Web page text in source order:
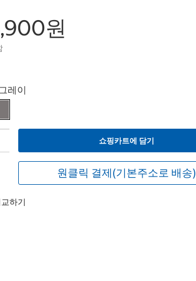
원
레이
쇼핑카트에 담기
원클릭 결제(기본주소로 배송)
하기